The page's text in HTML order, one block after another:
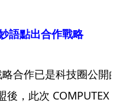
語點出合作戰略
合作已是科技圈公開
，此次 COMPUTEX